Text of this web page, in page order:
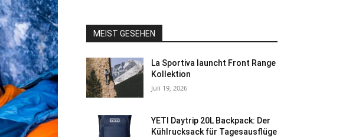
MEIST GESEHEN
La Sportiva launcht Front Range
Kollektion
Juli 19, 2026
YETI Daytrip 20L Backpack: Der
Kühlrucksack für Tagesausflüge